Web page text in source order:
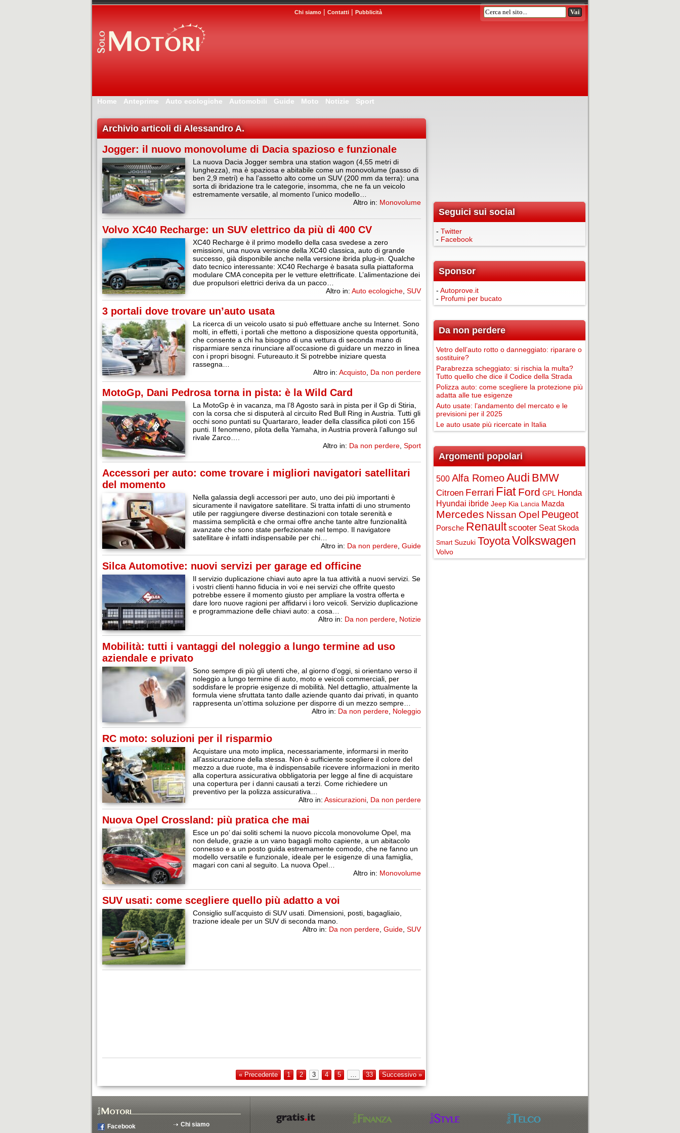
Chi siamo | Contatti | Pubblicità
Home Anteprime Auto ecologiche Automobili Guide Moto Notizie Sport
Archivio articoli di Alessandro A.
Jogger: il nuovo monovolume di Dacia spazioso e funzionale
La nuova Dacia Jogger sembra una station wagon (4,55 metri di
lunghezza), ma è spaziosa e abitabile come un monovolume (passo di
ben 2,9 metri) e ha l’assetto alto come un SUV (200 mm da terra): una
sorta di ibridazione tra le categorie, insomma, che ne fa un veicolo
estremamente versatile, al momento l’unico modello…
Altro in: Monovolume
Volvo XC40 Recharge: un SUV elettrico da più di 400 CV
XC40 Recharge è il primo modello della casa svedese a zero
emissioni, una nuova versione della XC40 classica, auto di grande
successo, già disponibile anche nella versione ibrida plug-in. Qualche
dato tecnico interessante: XC40 Recharge è basata sulla piattaforma
modulare CMA concepita per le vetture elettrificate. L’alimentazione dei
due propulsori elettrici deriva da un pacco…
Altro in: Auto ecologiche SUV
3 portali dove trovare un’auto usata
La ricerca di un veicolo usato si può effettuare anche su Internet. Sono
molti, in effetti, i portali che mettono a disposizione questa opportunità,
che consente a chi ha bisogno di una vettura di seconda mano di
risparmiare senza rinunciare all’occasione di guidare un mezzo in linea
con i propri bisogni. Futureauto.it Si potrebbe iniziare questa
rassegna…
Altro in: Acquisto Da non perdere
MotoGp, Dani Pedrosa torna in pista: è la Wild Card
La MotoGp è in vacanza, ma l’8 Agosto sarà in pista per il Gp di Stiria,
con la corsa che si disputerà al circuito Red Bull Ring in Austria. Tutti gli
occhi sono puntati su Quartararo, leader della classifica piloti con 156
punti. Il fenomeno, pilota della Yamaha, in Austria proverà l’allungo sul
rivale Zarco….
Altro in: Da non perdere Sport
Accessori per auto: come trovare i migliori navigatori satellitari
del momento
Nella galassia degli accessori per auto, uno dei più importanti è
sicuramente il navigatore satellitare. Si tratta infatti di uno strumento
utile per raggiungere diverse destinazioni con totale serenità e
massima semplicità e che ormai offre anche tante altre funzionalità
avanzate che sono state perfezionate nel tempo. Il navigatore
satellitare è infatti indispensabile per chi…
Altro in: Da non perdere Guide
Silca Automotive: nuovi servizi per garage ed officine
Il servizio duplicazione chiavi auto apre la tua attività a nuovi servizi. Se
i vostri clienti hanno fiducia in voi e nei servizi che offrite questo
potrebbe essere il momento giusto per ampliare la vostra offerta e
dare loro nuove ragioni per affidarvi i loro veicoli. Servizio duplicazione
e programmazione delle chiavi auto: a cosa…
Altro in: Da non perdere Notizie
Mobilità: tutti i vantaggi del noleggio a lungo termine ad uso
aziendale e privato
Sono sempre di più gli utenti che, al giorno d’oggi, si orientano verso il
noleggio a lungo termine di auto, moto e veicoli commerciali, per
soddisfare le proprie esigenze di mobilità. Nel dettaglio, attualmente la
formula viene sfruttata tanto dalle aziende quanto dai privati, in quanto
rappresenta un’ottima soluzione per disporre di un mezzo sempre…
Altro in: Da non perdere Noleggio
RC moto: soluzioni per il risparmio
Acquistare una moto implica, necessariamente, informarsi in merito
all’assicurazione della stessa. Non è sufficiente scegliere il colore del
mezzo a due ruote, ma è indispensabile ricevere informazioni in merito
alla copertura assicurativa obbligatoria per legge al fine di acquistare
una copertura per i danni causati a terzi. Come richiedere un
preventivo per la polizza assicurativa…
Altro in: Assicurazioni Da non perdere
Nuova Opel Crossland: più pratica che mai
Esce un po’ dai soliti schemi la nuovo piccola monovolume Opel, ma
non delude, grazie a un vano bagagli molto capiente, a un abitacolo
connesso e a un posto guida estremamente comodo, che ne fanno un
modello versatile e funzionale, ideale per le esigenze di una famiglia,
magari con cani al seguito. La nuova Opel…
Altro in: Monovolume
SUV usati: come scegliere quello più adatto a voi
Consiglio sull’acquisto di SUV usati. Dimensioni, posti, bagagliaio,
trazione ideale per un SUV di seconda mano.
Altro in: Da non perdere Guide SUV
« Precedente 1 2 3 4 5 … 33 Successivo »
Seguici sui social
- Twitter
- Facebook
Sponsor
- Autoprove.it
- Profumi per bucato
Da non perdere
Vetro dell’auto rotto o danneggiato: riparare o
sostituire?
Parabrezza scheggiato: si rischia la multa?
Tutto quello che dice il Codice della Strada
Polizza auto: come scegliere la protezione più
adatta alle tue esigenze
Auto usate: l’andamento del mercato e le
previsioni per il 2025
Le auto usate più ricercate in Italia
Argomenti popolari
500 Alfa RomeoAudi BMW
Citroen Ferrari Fiat Ford GPL Honda
Hyundai ibride Jeep Kia Lancia Mazda
Mercedes Nissan Opel Peugeot
Porsche Renault scooter Seat Skoda
Smart Suzuki ToyotaVolkswagen
Volvo
Facebook
Chi siamo